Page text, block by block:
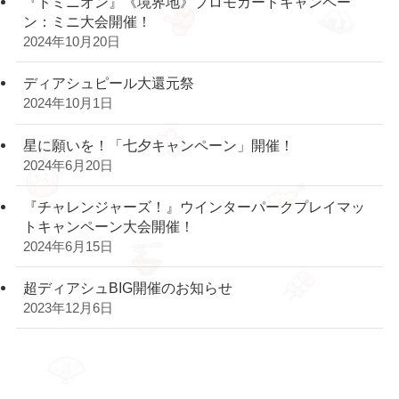
ン：ミニ大会開催！
2024年10月20日
ディアシュピール大還元祭
2024年10月1日
星に願いを！「七夕キャンペーン」開催！
2024年6月20日
『チャレンジャーズ！』ウインターパークプレイマッ
トキャンペーン大会開催！
2024年6月15日
超ディアシュBIG開催のお知らせ
2023年12月6日